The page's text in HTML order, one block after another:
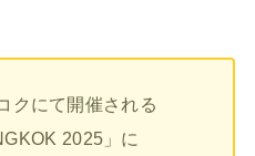
クにて開催される
2025」に